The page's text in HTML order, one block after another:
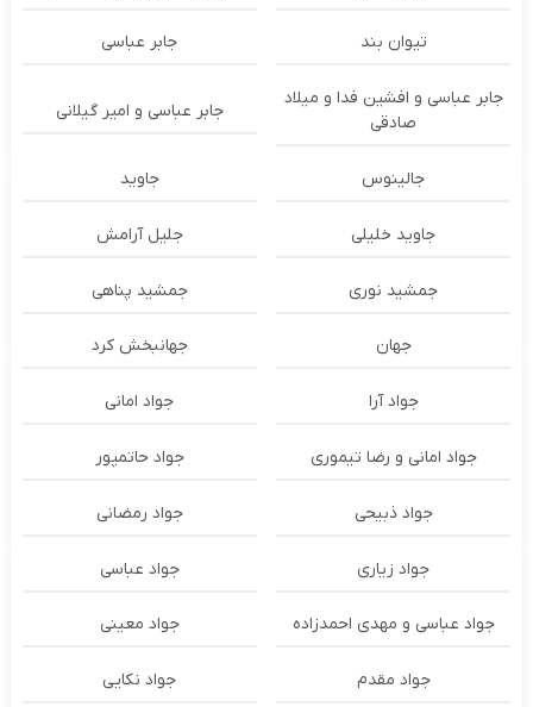
تیوان بند جابر عباسی
جابر عباسی و افشین فدا و میلاد
صادقی
جابر عباسی و امیر گیلانی
جالینوس جاوید
جاوید خلیلی جلیل آرامش
جمشید نوری جمشید پناهی
جهان جهانبخش کرد
جواد آرا جواد امانی
جواد امانی و رضا تیموری جواد حاتمپور
جواد ذبیحی جواد رمضانی
جواد زیاری جواد عباسی
جواد عباسی و مهدی احمدزاده جواد معینی
جواد مقدم جواد نکایی